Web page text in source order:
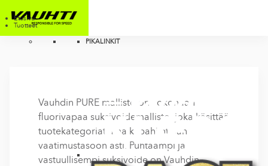
Etusivu
Tuotteet
PIKALINKIT
Vauhdin PURE mallisto on kokonaan
fluorivapaa suksivoidemallisto, joka käsittää
tuotekategoriat aina kilpahiihtäjän
vaatimustasoon asti. Puhtaampi ja
vastuullisempi suksivoide on Vauhdin